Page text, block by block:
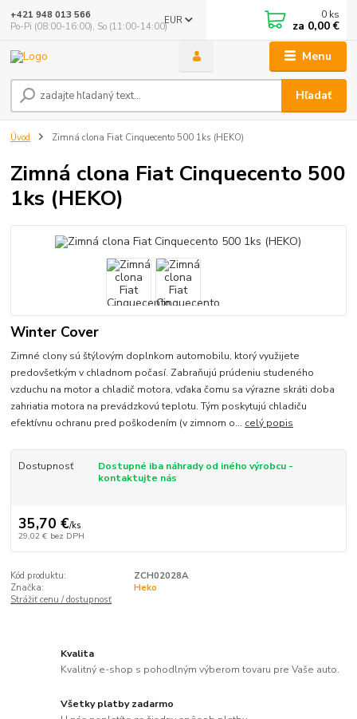
Menu
EUR
Hľadať
+421 948 013 566
Po-Pi (08:00-16:00), So (11:00-14:00)
0 ks
za 0,00 €
Úvod Zimná clona Fiat Cinquecento 500 1ks (HEKO)
Zimná clona Fiat Cinquecento 500
1ks (HEKO)
Winter Cover
Zimné clony sú štýlovým doplnkom automobilu, ktorý využijete
predovšetkým v chladnom počasí. Zabraňujú prúdeniu studeného
vzduchu na motor a chladič motora, vďaka čomu sa výrazne skráti doba
zahriatia motora na prevádzkovú teplotu. Tým poskytujú chladiču
efektívnu ochranu pred poškodením (v zimnom o... celý popis
Dostupnosť
Dostupné iba náhrady od iného výrobcu -
kontaktujte nás
35,70 €/ks
29,02 € bez DPH
Kód produktu:
ZCH02028A
Značka:
Heko
Strážiť cenu / dostupnosť
Kvalita
Kvalitný e-shop s pohodlným výberom tovaru pre Vaše auto.
Všetky platby zadarmo